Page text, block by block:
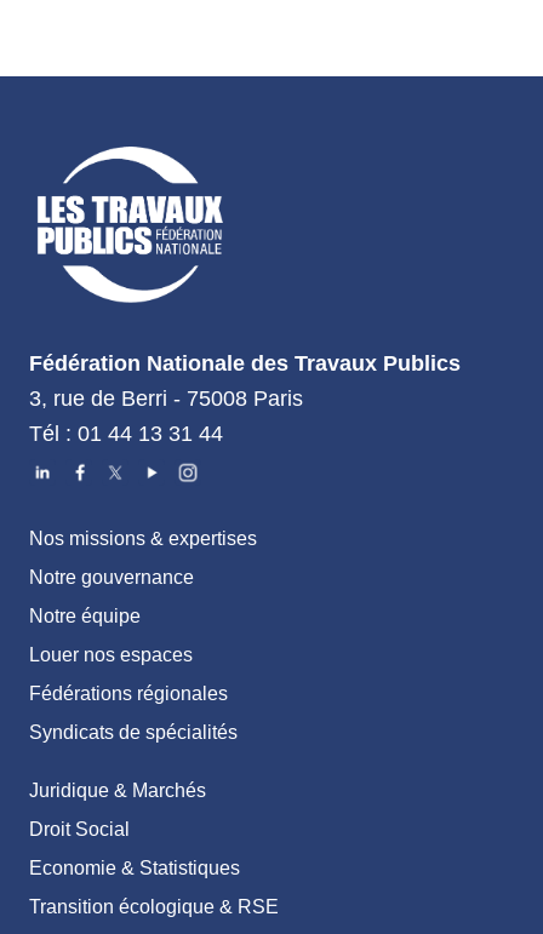
Fédération Nationale des Travaux Publics
3, rue de Berri - 75008 Paris
Tél : 01 44 13 31 44
Nos missions & expertises
Notre gouvernance
Notre équipe
Louer nos espaces
Fédérations régionales
Syndicats de spécialités
Juridique & Marchés
Droit Social
Economie & Statistiques
Transition écologique & RSE